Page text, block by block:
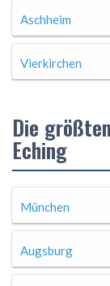
Aschheim
Vierkirchen
Die
Eching
München
Augsburg